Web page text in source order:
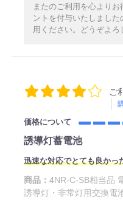
またのご利用を心より
ントを付与いたしまし
用ください。どうぞよろ
ご
価格について
誘導灯蓄電池
迅速な対応でとても良かっ
商品： 4NR-C-SB相当品
誘導灯・非常灯用交換電